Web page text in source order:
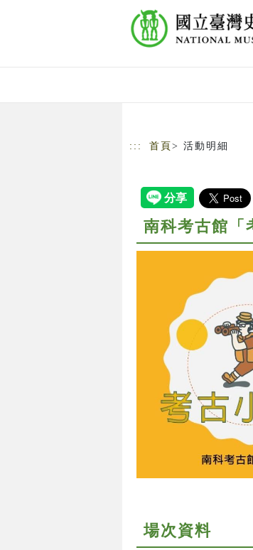
::: 首頁 > 活動明細
南科考古館「
場次資料